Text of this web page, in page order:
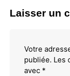
Laisser un
Votre
publiée. Les
avec *